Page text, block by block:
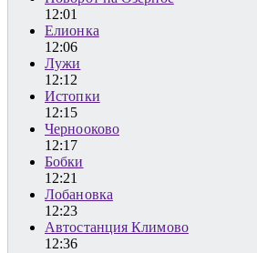
12:01
Елионка
12:06
Лужи
12:12
Истопки
12:15
Чернооково
12:17
Бобки
12:21
Лобановка
12:23
Автостанция Климово
12:36